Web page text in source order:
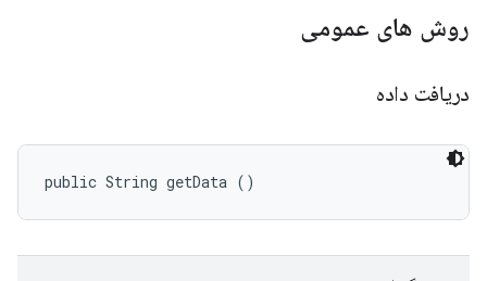
روش های عمومی
دریافت داده
public String getData ()